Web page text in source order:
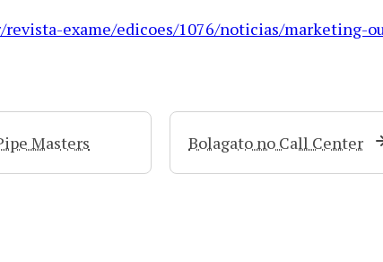
revista-exame/edicoes/1076/noticias/marketing-
Masters Bolagato no Call Center